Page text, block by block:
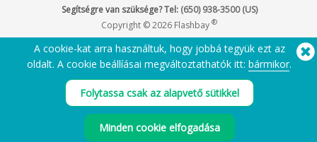
Segítségre van szüksége? Tel: (650) 938-3500 (US)
Copyright © 2026 Flashbay ®
A cookie-kat arra használtuk, hogy jobbá tegyük ezt az
oldalt. A cookie beállíásai megváltoztathatók itt: bármikor.
Folytassa csak az alapvető sütikkel
Minden cookie elfogadása